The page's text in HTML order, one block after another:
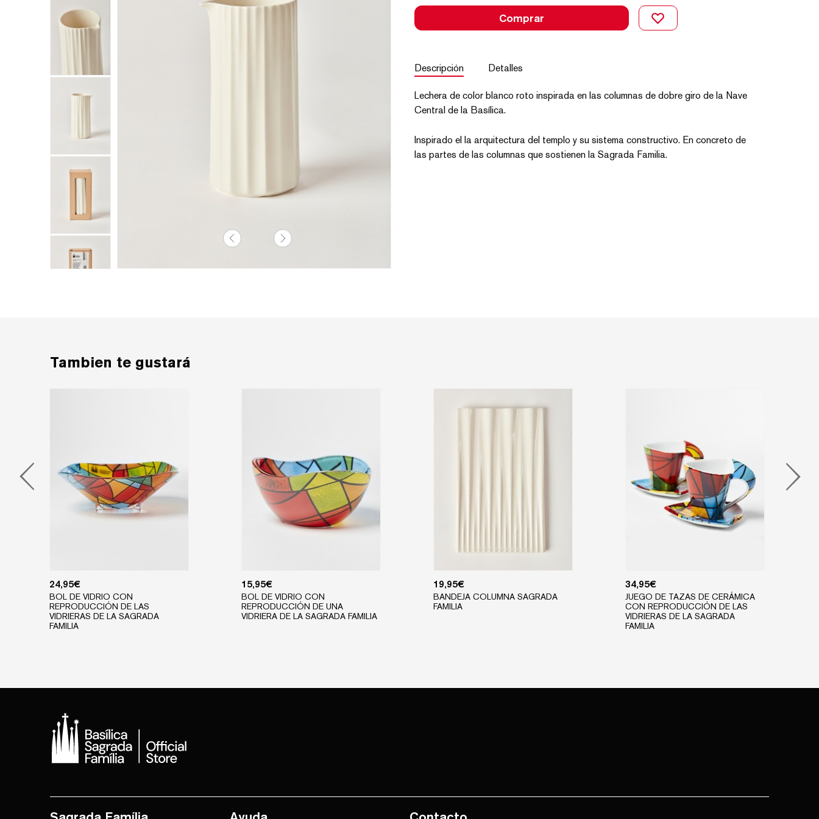
Comprar
Descripción Detalles
Lechera de color blanco roto inspirada en las columnas de dobre giro de la Nave
Central de la Basílica.
Inspirado el la arquitectura del templo y su sistema constructivo. En concreto de
las partes de las columnas que sostienen la Sagrada Familia.
Tambien te gustará
24,95€
BOL DE VIDRIO CON
REPRODUCCIÓN DE LAS
VIDRIERAS DE LA SAGRADA
FAMILIA
15,95€
BOL DE VIDRIO CON
REPRODUCCIÓN DE UNA
VIDRIERA DE LA SAGRADA FAMILIA
19,95€
BANDEJA COLUMNA SAGRADA
FAMILIA
34,95€
JUEGO DE TAZAS DE CERÁMICA
CON REPRODUCCIÓN DE LAS
VIDRIERAS DE LA SAGRADA
FAMILIA